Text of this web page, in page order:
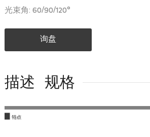
光束角: 60/90/120°
询盘
描述 规格